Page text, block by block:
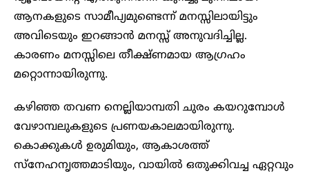
ആനകളുടെ സാമീപ്യമുണ്ടെന്ന് മനസ്സിലായിട്ടും
അവിടെയും ഇറങ്ങാൻ മനസ്സ് അനുവദിച്ചില്ല.
കാരണം മനസ്സിലെ തീക്ഷ്ണമായ ആഗ്രഹം
മറ്റൊന്നായിരുന്നു.
കഴിഞ്ഞ തവണ നെല്ലിയാമ്പതി ചുരം കയറുമ്പോൾ
വേഴാമ്പലുകളുടെ പ്രണയകാലമായിരുന്നു.
കൊക്കുകൾ ഉരുമിയും, ആകാശത്ത്
സ്നേഹനൃത്തമാടിയും, വായിൽ ഒതുക്കിവച്ച ഏറ്റവും